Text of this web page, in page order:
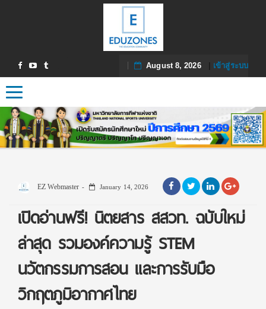
August 8, 2026| เข้าสู่ระบบ
Toggle navigation
EZ Webmaster January 14, 2026
เปิดอ่านฟรี! นิตยสาร สสวท. ฉบับใหม่
ล่าสุด รวมองค์ความรู้ STEM
นวัตกรรมการสอน และการรับมือ
วิกฤตภูมิอากาศไทย